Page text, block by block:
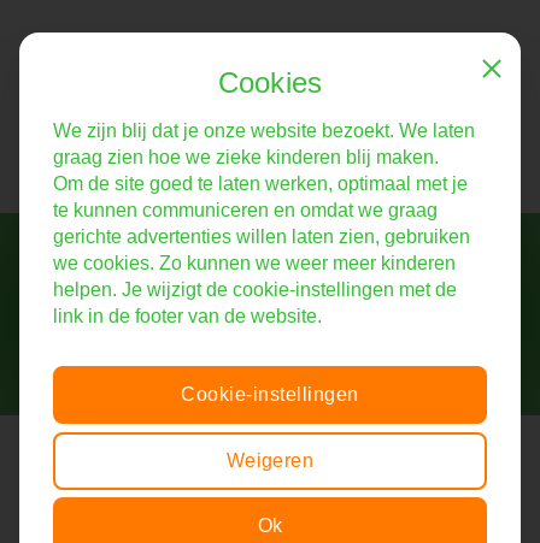
Help mee!
Vertel ons verhaal verder
Stichting De Liedjesfabriek
Bij de Liedjesfabriek voelen zieke kinderen zich even beter. Wij
zorgen voor een plezierige afleiding én een tastbare
Cookies
We zijn blij dat je onze website bezoekt. We laten
graag zien hoe we zieke kinderen blij maken.
Om de site goed te laten werken, optimaal met je
te kunnen communiceren en omdat we graag
gerichte advertenties willen laten zien, gebruiken
we cookies. Zo kunnen we weer meer kinderen
helpen. Je wijzigt de cookie-instellingen met de
link in de footer van de website.
Close
Cookie-instellingen
Weigeren
Ok